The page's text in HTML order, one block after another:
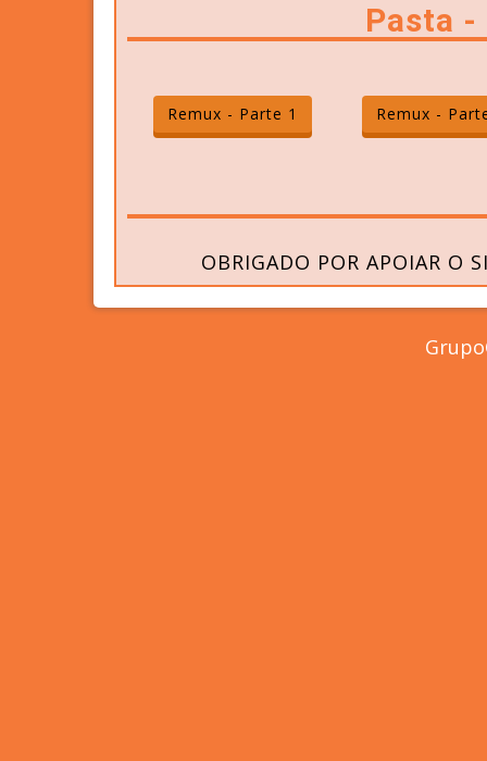
Pasta -
Remux - Parte 1 Remux -
OBRIGADO POR APOIAR O